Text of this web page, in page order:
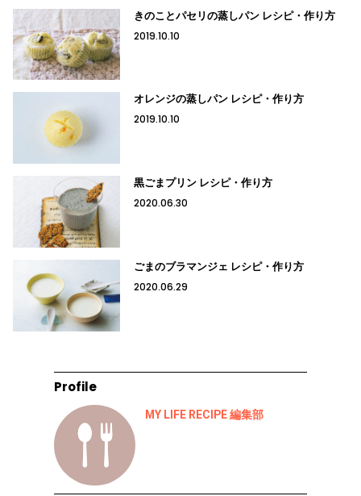
きのことパセリの蒸しパン レシピ・作り方
2019.10.10
オレンジの蒸しパン レシピ・作り方
2019.10.10
黒ごまプリン レシピ・作り方
2020.06.30
ごまのブラマンジェ レシピ・作り方
2020.06.29
Profile
MY LIFE RECIPE 編集部